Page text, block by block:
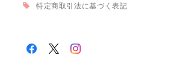
特定商取引法に基づく表記